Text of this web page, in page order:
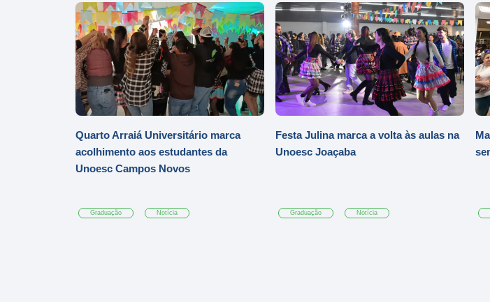
Quarto Arraiá Universitário marca
acolhimento aos estudantes da
Unoesc Campos Novos
Graduação Notícia
Festa Julina marca a volta às aulas na
Unoesc Joaçaba
Graduação Notícia